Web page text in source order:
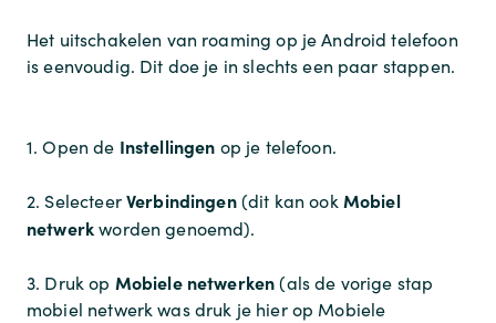
Het uitschakelen van roaming op je Android telefoon
is eenvoudig. Dit doe je in slechts een paar stappen.
1. Open de Instellingen op je telefoon.
2. SelecteerVerbindingen(dit kan ook Mobiel
netwerkworden genoemd).
3. Druk op Mobiele netwerken(als de vorige stap
mobiel netwerk was druk je hier op Mobiele